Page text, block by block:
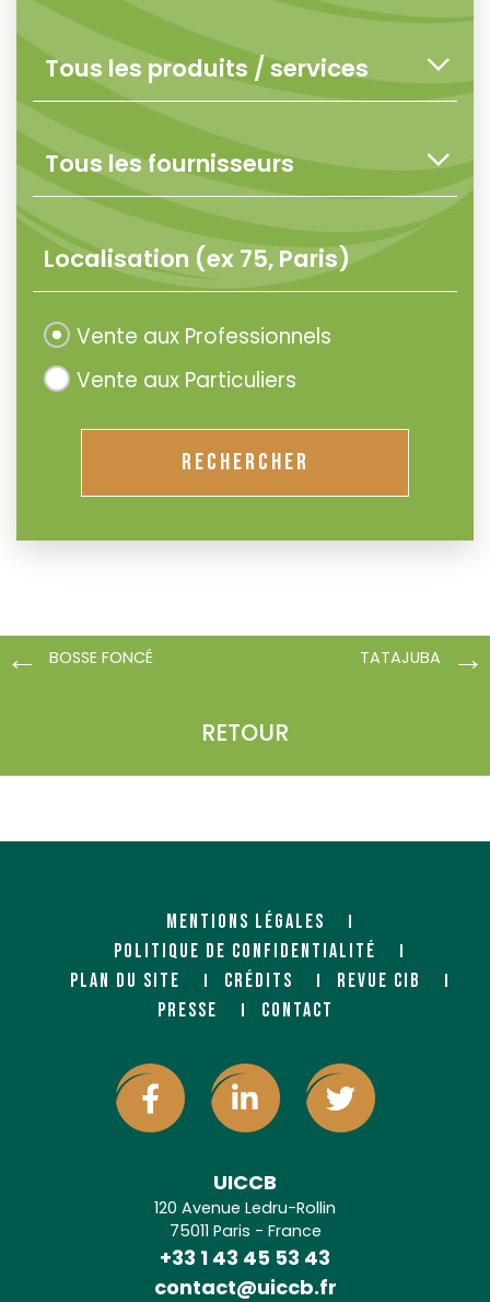
Vente aux Professionnels
Vente aux Particuliers
RECHERCHER
BOSSE FONCÉ
RETOUR
TATAJUBA
MENTIONS LÉGALES
POLITIQUE DE CONFIDENTIALITÉ
PLAN DU SITE
CRÉDITS
REVUE CIB
PRESSE
CONTACT
UICCB
120 Avenue Ledru-Rollin
75011 Paris - France
+33 1 43 45 53 43
contact@uiccb.fr